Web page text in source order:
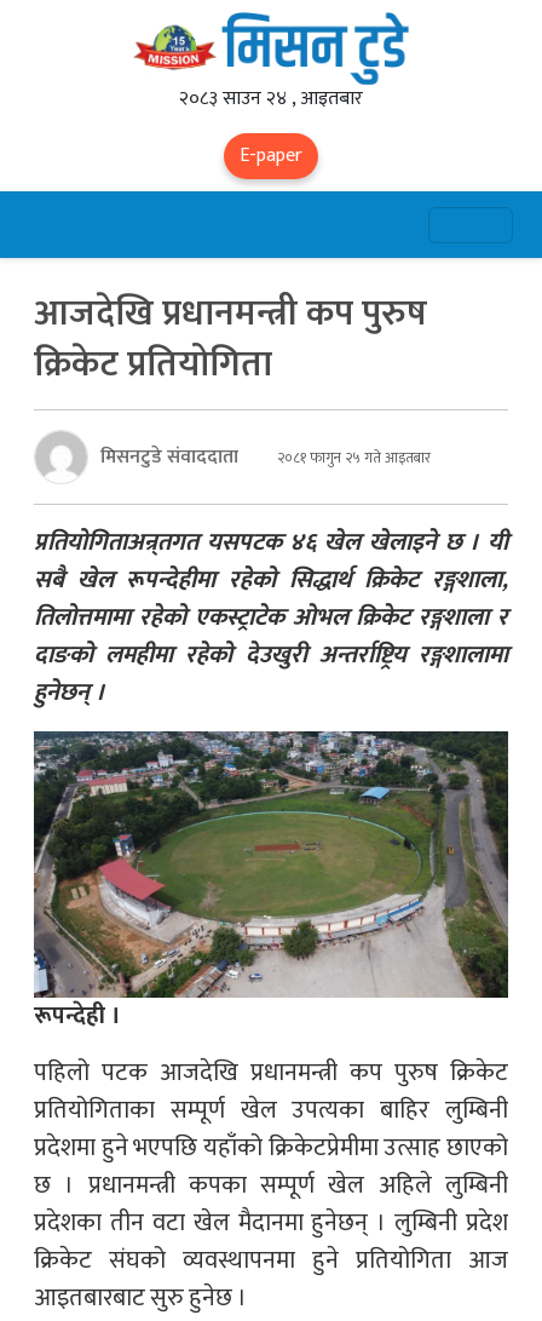
२०८३ साउन २४ , आइतबार
E-paper
आजदेखि प्रधानमन्त्री कप पुरुष
क्रिकेट प्रतियोगिता
मिसनटुडे संवाददाता २०८१ फागुन २५ गते आइतबार
प्रतियोगिताअन्र्तगत यसपटक ४६ खेल खेलाइने छ । यी
सबै खेल रूपन्देहीमा रहेको सिद्धार्थ क्रिकेट रङ्गशाला,
तिलोत्तमामा रहेको एकस्ट्राटेक ओभल क्रिकेट रङ्गशाला र
दाङको लमहीमा रहेको देउखुरी अन्तर्राष्ट्रिय रङ्गशालामा
हुनेछन् ।
रूपन्देही ।
पहिलो पटक आजदेखि प्रधानमन्त्री कप पुरुष क्रिकेट
प्रतियोगिताका सम्पूर्ण खेल उपत्यका बाहिर लुम्बिनी
प्रदेशमा हुने भएपछि यहाँको क्रिकेटप्रेमीमा उत्साह छाएको
छ । प्रधानमन्त्री कपका सम्पूर्ण खेल अहिले लुम्बिनी
प्रदेशका तीन वटा खेल मैदानमा हुनेछन् । लुम्बिनी प्रदेश
क्रिकेट संघको व्यवस्थापनमा हुने प्रतियोगिता आज
आइतबारबाट सुरु हुनेछ ।